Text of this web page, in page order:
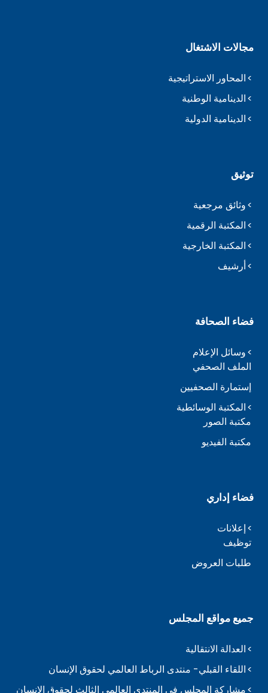
مجالات الاشتغال
المحاور الاستراتيجية
الدينامية الوطنية
الدينامية الدولية
توثيق
وثائق مرجعية
المكتبة الرقمية
المكتبة الخارجية
أرشيف
فضاء الصحافة
وسائل الإعلام
الملف الصحفي
إستمارة الصحفيين
المكتبة الوسائطية
مكتبة الصور
مكتبة الفيديو
فضاء إداري
إعلانات
توظيف
طلبات العروض
جميع مواقع المجلس
العدالة الانتقالية
اللقاء القبلي- منتدى الرباط العالمي لحقوق الإنسان
مشاركة المجلس في المنتدى العالمي الثالث لحقوق الإنسان